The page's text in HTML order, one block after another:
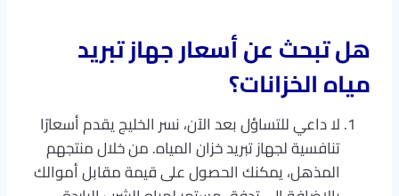
هل تبحث عن أسعار جهاز تبريد
مياه الخزانات؟
لا داعي للتساؤل بعد الآن، نسر الخليج يقدم أسعارًا
تنافسية لجهاز تبريد خزان المياه. من خلال منتجهم
المذهل، يمكنك الحصول على قيمة مقابل أموالك